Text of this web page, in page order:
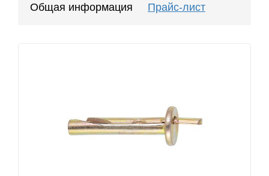
Общая информация Прайс-лист